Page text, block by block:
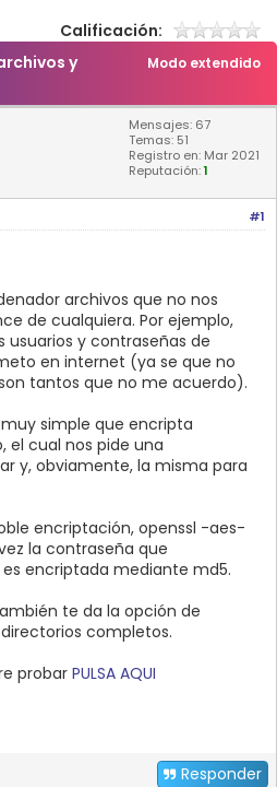
Calificación:
Modo extendido
y
Mensajes: 67
Temas: 51
Registro en: Mar 2021
Reputación:1
#1
archivos que no nos
de cualquiera. Por ejemplo,
y contraseñas de
en internet (ya se que no
tantos que no me acuerdo).
simple que encripta
el cual nos pide una
y, obviamente, la misma para
encriptación, openssl -aes-
la contraseña que
encriptada mediante md5.
te da la opción de
completos.
probar PULSA AQUI
Responder